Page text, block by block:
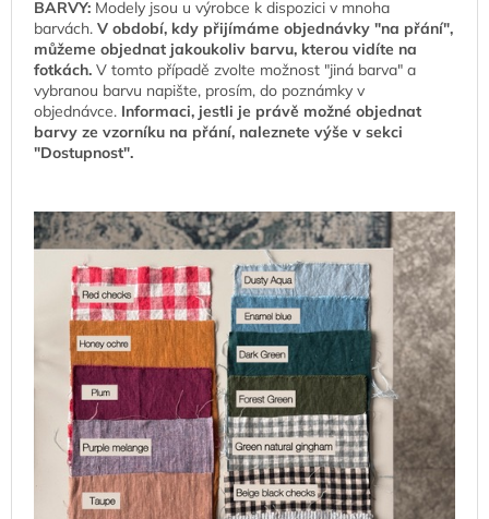
BARVY: Modely jsou u výrobce k dispozici v mnoha
barvách. V období, kdy přijímáme objednávky "na přání",
můžeme objednat jakoukoliv barvu, kterou vidíte na
fotkách. V tomto případě zvolte možnost "jiná barva" a
vybranou barvu napište, prosím, do poznámky v
objednávce. Informaci, jestli je právě možné objednat
barvy ze vzorníku na přání, naleznete výše v sekci
"Dostupnost".